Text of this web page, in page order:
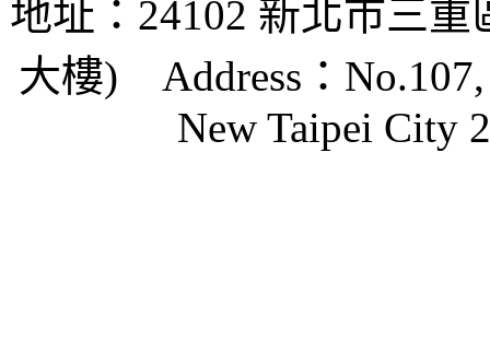
地址：24102 新北市三
大樓)
Address：
New Taipei City